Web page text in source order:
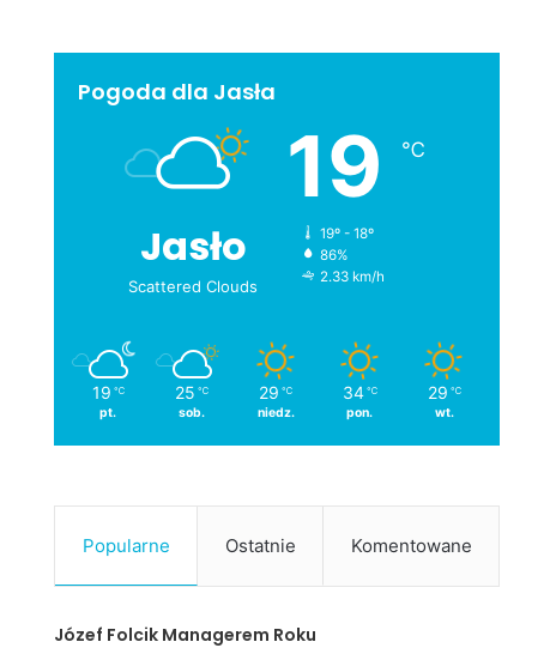
Pogoda dla Jasła
Jasło
Scattered Clouds
19 ℃
19º - 18º
86%
2.33 km/h
19 ℃
pt.
25 ℃
sob.
29 ℃
niedz.
34 ℃
pon.
29 ℃
wt.
Popularne Ostatnie Komentowane
Józef Folcik Managerem Roku